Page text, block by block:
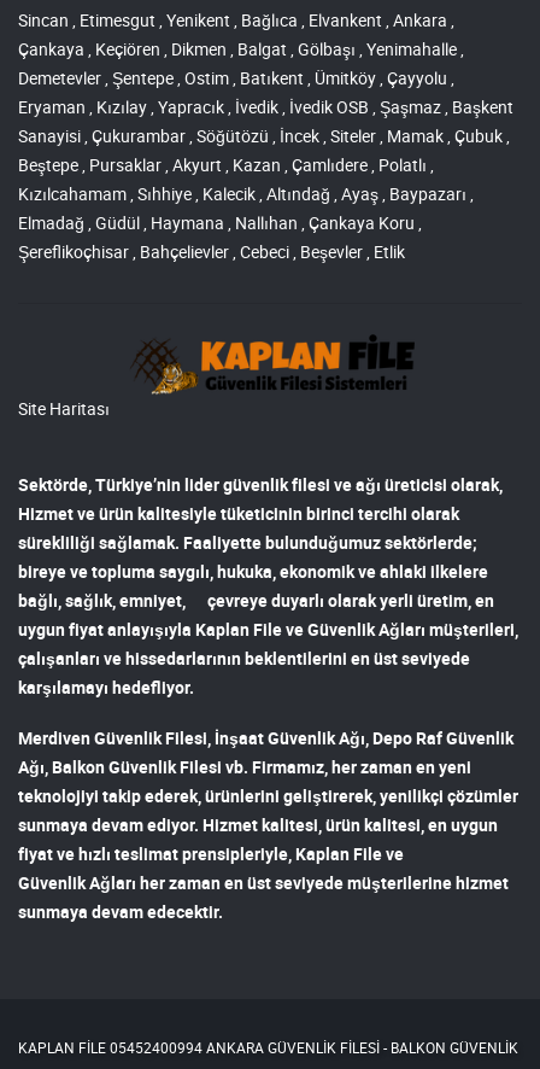
Sincan , Etimesgut , Yenikent , Bağlıca , Elvankent , Ankara ,
Çankaya , Keçiören , Dikmen , Balgat , Gölbaşı , Yenimahalle ,
Demetevler , Şentepe , Ostim , Batıkent , Ümitköy , Çayyolu ,
Eryaman , Kızılay , Yapracık , İvedik , İvedik OSB , Şaşmaz , Başkent
Sanayisi , Çukurambar , Söğütözü , İncek , Siteler , Mamak , Çubuk ,
Beştepe , Pursaklar , Akyurt , Kazan , Çamlıdere , Polatlı ,
Kızılcahamam , Sıhhiye , Kalecik , Altındağ , Ayaş , Baypazarı ,
Elmadağ , Güdül , Haymana , Nallıhan , Çankaya Koru ,
Şereflikoçhisar , Bahçelievler , Cebeci , Beşevler , Etlik
Site Haritası
Sektörde, Türkiye’nin lidergüvenlik filesi ve ağı üreticisi olarak,
Hizmet ve ürün kalitesiyle tüketicinin birinci tercihi olarak
sürekliliği sağlamak. Faaliyette bulunduğumuz sektörlerde;
bireye ve topluma saygılı, hukuka, ekonomik ve ahlaki ilkelere
bağlı, sağlık, emniyet, çevreye duyarlı olarak yerli üretim, en
uygun fiyat anlayışıyla Kaplan File ve Güvenlik Ağları müşterileri,
çalışanları ve hissedarlarının beklentilerini en üst seviyede
karşılamayı hedefliyor.
Merdiven Güvenlik Filesi İnşaat Güvenlik Ağı Depo Raf Güvenlik
Ağı Balkon Güvenlik Filesi vb. Firmamız, her zaman en yeni
teknolojiyi takip ederek, ürünlerini geliştirerek, yenilikçi çözümler
sunmaya devam ediyor. Hizmet kalitesi, ürün kalitesi, en uygun
fiyat ve hızlı teslimat prensipleriyle, Kaplan File ve
Güvenlik Ağları her zaman en üst seviyede müşterilerine hizmet
sunmaya devam edecektir.
KAPLAN FİLE 05452400994 ANKARA GÜVENLİK FİLESİ - BALKON GÜVENLİK